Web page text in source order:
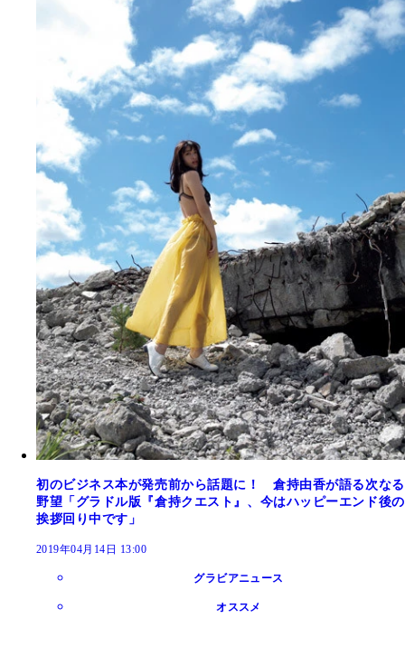
初のビジネス本が発売前から話題に！ 倉持由香が語る次なる
野望「グラドル版『倉持クエスト』、今はハッピーエンド後の
挨拶回り中です」
2019年04月14日 13:00
グラビアニュース
オススメ